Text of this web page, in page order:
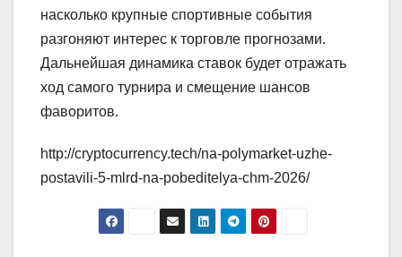
насколько крупные спортивные события
разгоняют интерес к торговле прогнозами.
Дальнейшая динамика ставок будет отражать
ход самого турнира и смещение шансов
фаворитов.
http://cryptocurrency.tech/na-polymarket-uzhe-
postavili-5-mlrd-na-pobeditelya-chm-2026/